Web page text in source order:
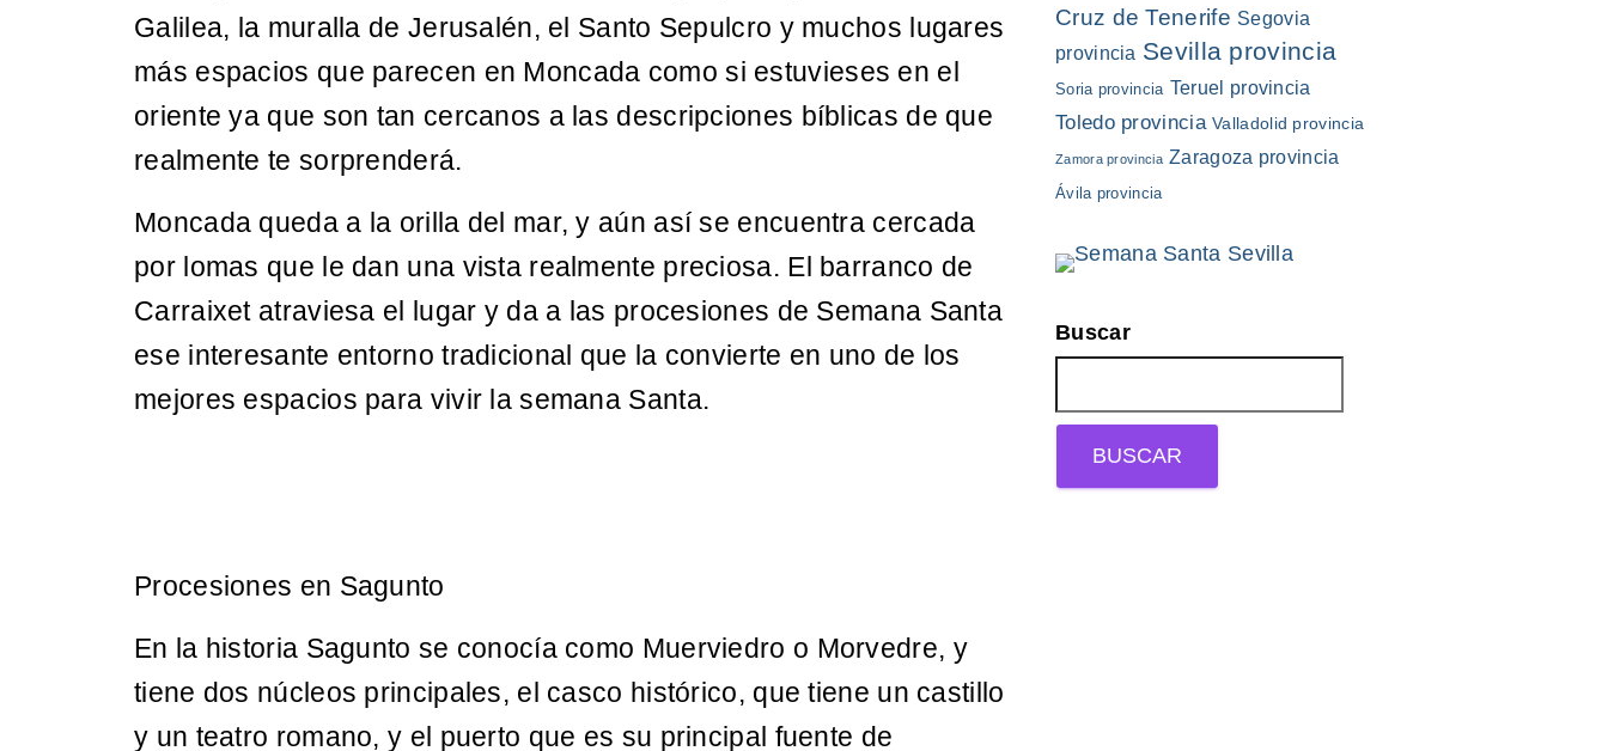
Galilea, la muralla de Jerusalén, el Santo Sepulcro y muchos lugares
más espacios que parecen en Moncada como si estuvieses en el
oriente ya que son tan cercanos a las descripciones bíblicas de que
realmente te sorprenderá.
Moncada queda a la orilla del mar, y aún así se encuentra cercada
por lomas que le dan una vista realmente preciosa. El barranco de
Carraixet atraviesa el lugar y da a las procesiones de Semana Santa
ese interesante entorno tradicional que la convierte en uno de los
mejores espacios para vivir la semana Santa.
Procesiones en Sagunto
En la historia Sagunto se conocía como Muerviedro o Morvedre, y
tiene dos núcleos principales, el casco histórico, que tiene un castillo
y un teatro romano, y el puerto que es su principal fuente de
Cruz de Tenerife Segovia
provincia Sevilla provincia
Soria provincia Teruel provincia
Toledo provincia Valladolid provincia
Zamora provincia Zaragoza provincia
Ávila provincia
Buscar
BUSCAR